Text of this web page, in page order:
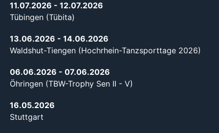
11.07.2026 - 12.07.2026
Tübingen (Tübita)
13.06.2026 - 14.06.2026
Waldshut-Tiengen (Hochrhein-Tanzsporttage 2026)
06.06.2026 - 07.06.2026
Öhringen (TBW-Trophy Sen II - V)
16.05.2026
Stuttgart